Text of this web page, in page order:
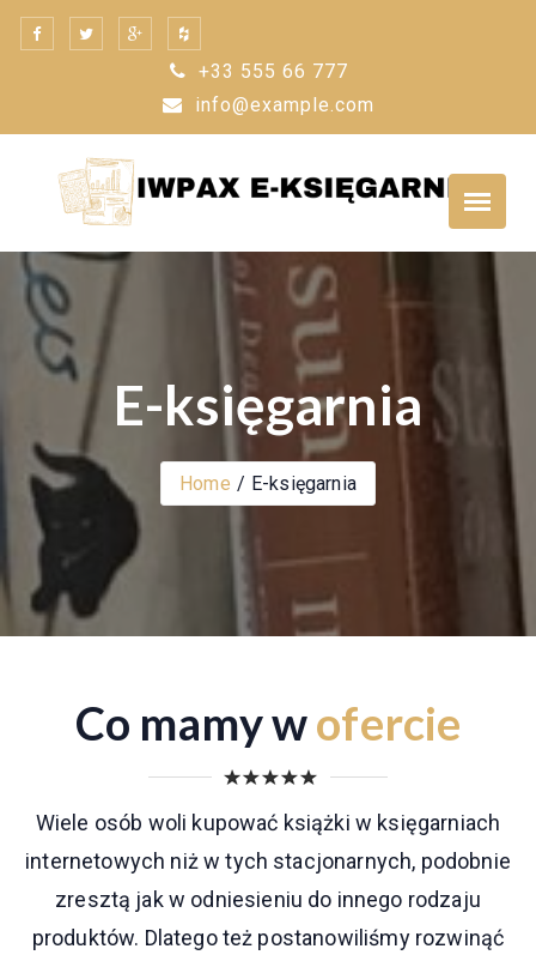
Skip
+33 555 66 777
info@example.com
E-księgarnia
Home E-księgarnia
Co mamy wofercie
Wiele osób woli kupować książki w księgarniach
internetowych niż w tych stacjonarnych, podobnie
zresztą jak w odniesieniu do innego rodzaju
produktów. Dlatego też postanowiliśmy rozwinąć